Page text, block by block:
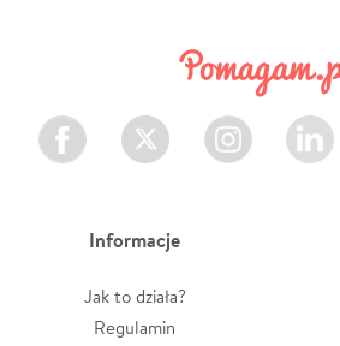
Facebook Twitter Instagram LinkedIn
Informacje
Jak to działa?
Regulamin